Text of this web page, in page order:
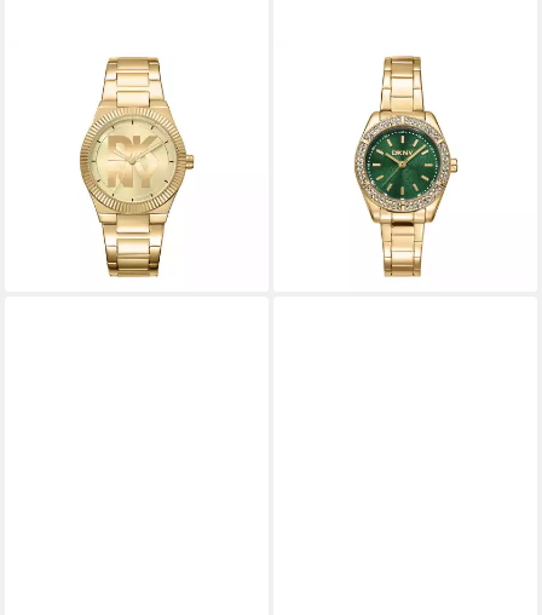
Quarzuhr Logo watch
DK1L102M0035,
Armbanduhr, Damenuhr,
Edelstahlarmband, analog
159,00 €
lieferbar - in 1-2 Werktagen bei dir
Quarzuhr Evening Watch
DK1L107M0065,
Armbanduhr, Damenuhr,
Edelstahlarmband, analog
lieferbar - in 1-2 Werktagen bei dir